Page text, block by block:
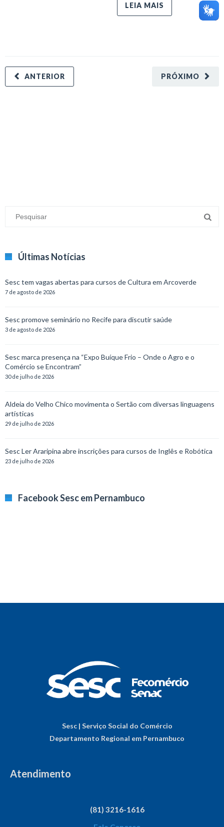
LEIA MAIS
PRÓXIMO
ANTERIOR
Últimas Notícias
Sesc tem vagas abertas para cursos de Cultura em Arcoverde
7 de agosto de 2026
Sesc promove seminário no Recife para discutir saúde
3 de agosto de 2026
Sesc marca presença na “Expo Buíque Frio – Onde o Agro e o
Comércio se Encontram”
30 de julho de 2026
Aldeia do Velho Chico movimenta o Sertão com diversas linguagens
artísticas
29 de julho de 2026
Sesc Ler Araripina abre inscrições para cursos de Inglês e Robótica
23 de julho de 2026
Facebook Sesc em Pernambuco
Sesc | Serviço Social do Comércio
Departamento Regional em Pernambuco
Atendimento
(81) 3216-1616